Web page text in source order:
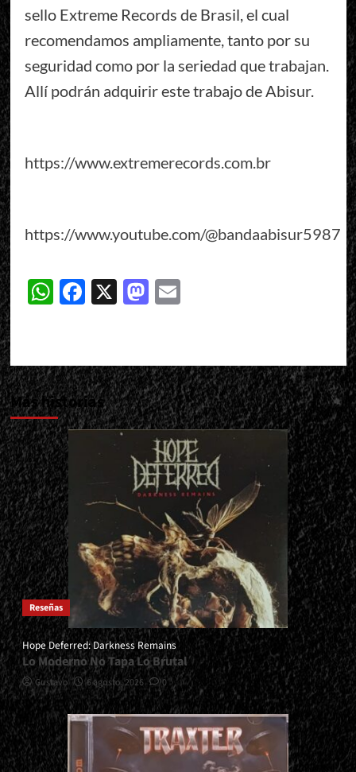
sello Extreme Records de Brasil, el cual
recomendamos ampliamente, tanto por su
seguridad como por la seriedad que trabajan.
Allí podrán adquirir este trabajo de Abisur.
https://www.extremerecords.com.br
https://www.youtube.com/@bandaabisur5987
WhatsApp
Facebook
X Mastodon
Email
Más historias
Reseñas
Hope Deferred: Darkness Remains
Lo Moderno No Tapa Lo Brutal
Gustavo 6 agosto, 2026 0